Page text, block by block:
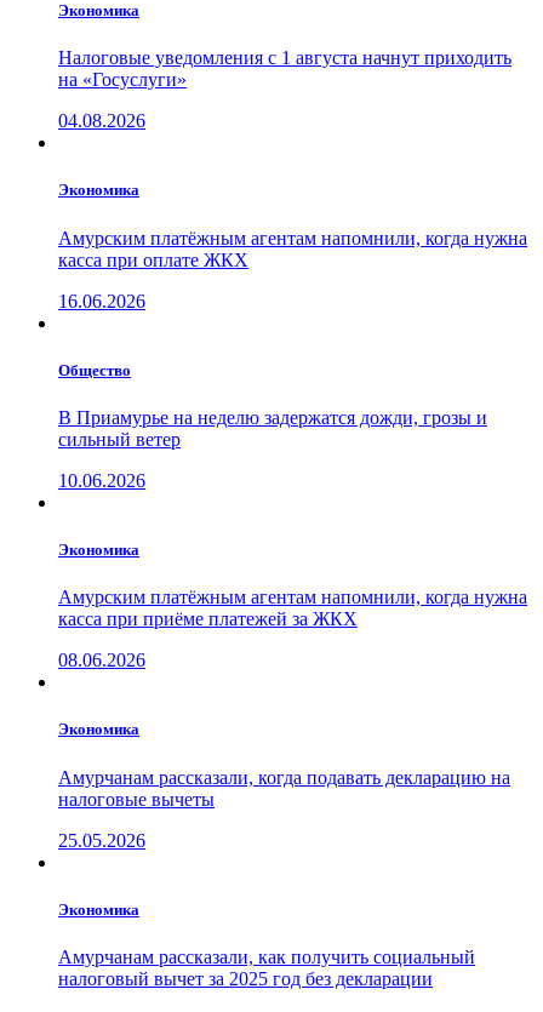
Экономика
Налоговые уведомления с 1 августа начнут приходить
на «Госуслуги»
04.08.2026
Экономика
Амурским платёжным агентам напомнили, когда нужна
касса при оплате ЖКХ
16.06.2026
Общество
В Приамурье на неделю задержатся дожди, грозы и
сильный ветер
10.06.2026
Экономика
Амурским платёжным агентам напомнили, когда нужна
касса при приёме платежей за ЖКХ
08.06.2026
Экономика
Амурчанам рассказали, когда подавать декларацию на
налоговые вычеты
25.05.2026
Экономика
Амурчанам рассказали, как получить социальный
налоговый вычет за 2025 год без декларации